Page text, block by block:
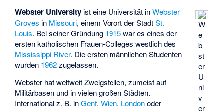
W
e
b
st
er
U
ni
v
er
Webster University ist eine Universität inWebster
Groves in Missouri, einem Vorort der StadtSt.
Louis. Bei seiner Gründung 1915war es eines der
ersten katholischen Frauen-Colleges westlich des
Mississippi River. Die ersten männlichen Studenten
wurden 1962zugelassen.
Webster hat weltweit Zweigstellen, zumeist auf
Militärbasen und in vielen großen Städten.
International z. B. inGenf,Wien, Londonoder